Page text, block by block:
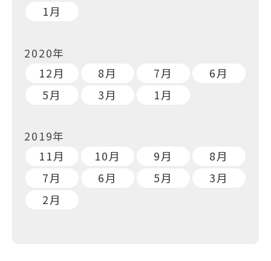
1月
2020年
12月
8月 7月
6月
5月
3月 1月
2019年
11月
10月 9月
8月
7月
6月 5月
3月
2月